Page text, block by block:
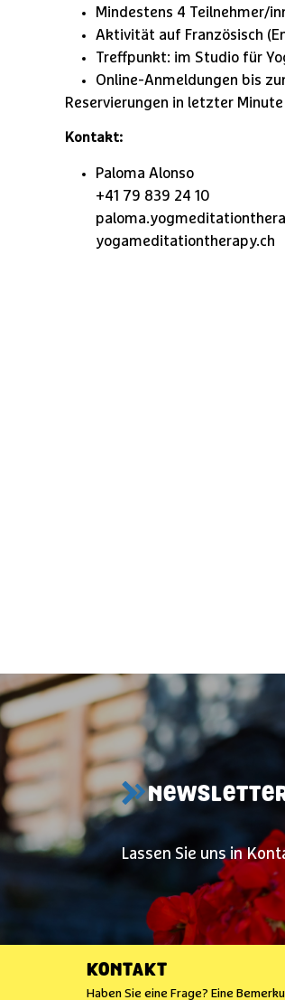
Mindestens 4 Teilnehmer/
Aktivität auf Französisch
Treffpunkt: im Studio für
Online-Anmeldungen bis
Reservierungen in letzter
Kontakt:
Paloma Alonso
+41 79 839 24 10
yogameditationtherapy.ch
Lassen Sie uns in
KONTAKT
Haben Sie eine Frage? Eine